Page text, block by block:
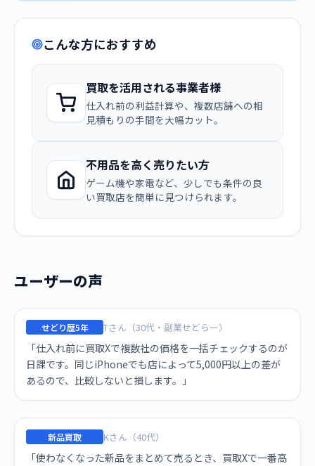
こんな方におすすめ
買取を活用される事業者様
仕入れ前の利益計算や、複数店舗への相
見積もりの手間を大幅カット。
不用品を高く売りたい方
ゲーム機や家電など、少しでも条件の良
い買取店を簡単に見つけられます。
ユーザーの声
せどり歴5年 Tさん（30代・副業せどらー）
「仕入れ前に買取Xで複数社の価格を一括チェックするのが
日課です。同じiPhoneでも店によって5,000円以上の差が
あるので、比較しないと損します。」
新品買取 Kさん（40代）
「使わなくなった新品をまとめて売るとき、買取Xで一番高